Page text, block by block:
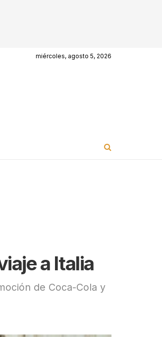
miércoles, agosto 5, 2026
a Italia
de Coca-Cola y